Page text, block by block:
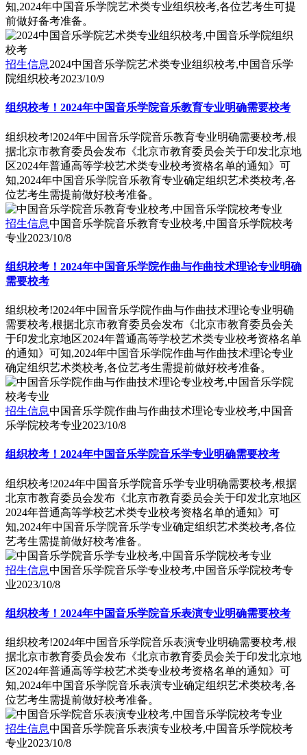
知,2024年中国音乐学院艺术类专业组织校考,各位艺考生可提
前做好备考准备。
招生信息2024中国音乐学院艺术类专业组织校考,中国音乐学
院组织校考2023/10/9
组织校考！2024年中国音乐学院音乐教育专业明确需要校考
组织校考!2024年中国音乐学院音乐教育专业明确需要校考,根
据北京市教育委员会发布《北京市教育委员会关于印发北京地
区2024年普通高等学校艺术类专业校考资格名单的通知》可
知,2024年中国音乐学院音乐教育专业确定组织艺术类校考,各
位艺考生需提前做好校考准备。
招生信息中国音乐学院音乐教育专业校考,中国音乐学院校考
专业2023/10/8
组织校考！2024年中国音乐学院作曲与作曲技术理论专业明确
需要校考
组织校考!2024年中国音乐学院作曲与作曲技术理论专业明确
需要校考,根据北京市教育委员会发布《北京市教育委员会关
于印发北京地区2024年普通高等学校艺术类专业校考资格名单
的通知》可知,2024年中国音乐学院作曲与作曲技术理论专业
确定组织艺术类校考,各位艺考生需提前做好校考准备。
招生信息中国音乐学院作曲与作曲技术理论专业校考,中国音
乐学院校考专业2023/10/8
组织校考！2024年中国音乐学院音乐学专业明确需要校考
组织校考!2024年中国音乐学院音乐学专业明确需要校考,根据
北京市教育委员会发布《北京市教育委员会关于印发北京地区
2024年普通高等学校艺术类专业校考资格名单的通知》可
知,2024年中国音乐学院音乐学专业确定组织艺术类校考,各位
艺考生需提前做好校考准备。
招生信息中国音乐学院音乐学专业校考,中国音乐学院校考专
业2023/10/8
组织校考！2024年中国音乐学院音乐表演专业明确需要校考
组织校考!2024年中国音乐学院音乐表演专业明确需要校考,根
据北京市教育委员会发布《北京市教育委员会关于印发北京地
区2024年普通高等学校艺术类专业校考资格名单的通知》可
知,2024年中国音乐学院音乐表演专业确定组织艺术类校考,各
位艺考生需提前做好校考准备。
招生信息中国音乐学院音乐表演专业校考,中国音乐学院校考
专业2023/10/8